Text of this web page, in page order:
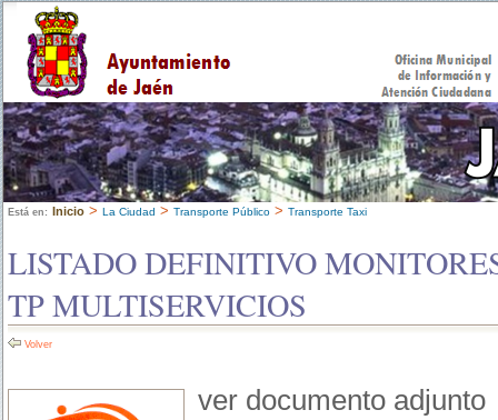
Está en: Inicio > La Ciudad > Transporte Público > Transporte Taxi
LISTADO DEFINITIVO
TP MULTISERVICIOS
Volver
ver documento adjunto